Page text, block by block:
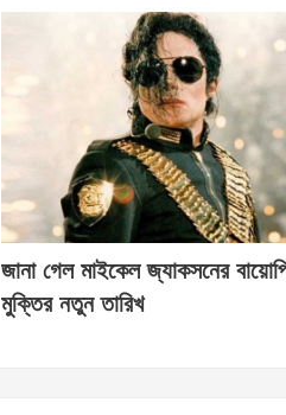
জানা গেল মাইকেল জ্যাকসনের
মুক্তির নতুন তারিখ